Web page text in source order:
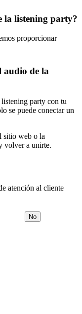
la listening party?
proporcionar
audio de la
party con tu
se puede conectar un
sitio web o la
volver a unirte.
atención al cliente
No